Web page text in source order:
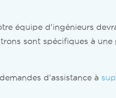
en PDF
en PDF
en PDF
équipe d'ingénieurs
sont spécifiques à
d'assistance à